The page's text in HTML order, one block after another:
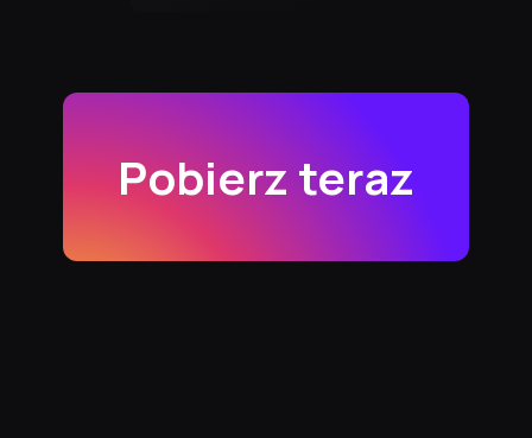
Pobierz teraz